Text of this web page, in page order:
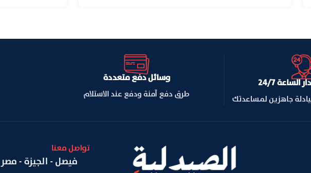
24/7
جاهزين لمساعدتك
وسائل دفع متعددة
طرق دفع آمنة ودفع عند الاستلام
تواصل معنا
فيصل - الجيزة - مصر